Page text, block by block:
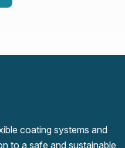
coating systems and
to a safe and sustainable